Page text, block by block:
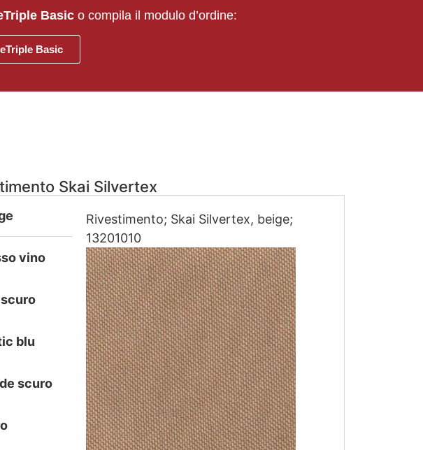
Basico compila il modulo d’ordine:
Basic
Skai Silvertex
vino
blu
scuro
Rivestimento; Skai Silvertex, beige;
13201010